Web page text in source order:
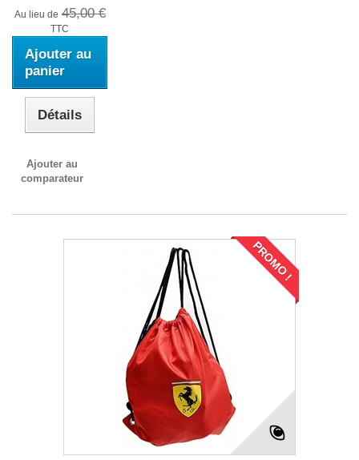
Au lieu de 45,00 €
TTC
Ajouter au
panier
Détails
Ajouter au
comparateur
PROMO !